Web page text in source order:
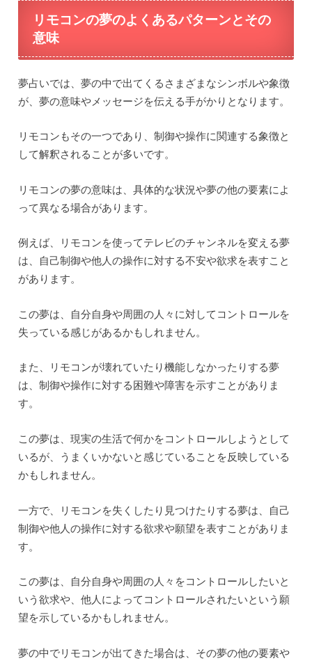
リモコンの夢のよくあるパターンとその
意味
夢占いでは、夢の中で出てくるさまざまなシンボルや象徴
が、夢の意味やメッセージを伝える手がかりとなります。
リモコンもその一つであり、制御や操作に関連する象徴と
して解釈されることが多いです。
リモコンの夢の意味は、具体的な状況や夢の他の要素によ
って異なる場合があります。
例えば、リモコンを使ってテレビのチャンネルを変える夢
は、自己制御や他人の操作に対する不安や欲求を表すこと
があります。
この夢は、自分自身や周囲の人々に対してコントロールを
失っている感じがあるかもしれません。
また、リモコンが壊れていたり機能しなかったりする夢
は、制御や操作に対する困難や障害を示すことがありま
す。
この夢は、現実の生活で何かをコントロールしようとして
いるが、うまくいかないと感じていることを反映している
かもしれません。
一方で、リモコンを失くしたり見つけたりする夢は、自己
制御や他人の操作に対する欲求や願望を表すことがありま
す。
この夢は、自分自身や周囲の人々をコントロールしたいと
いう欲求や、他人によってコントロールされたいという願
望を示しているかもしれません。
夢の中でリモコンが出てきた場合は、その夢の他の要素や